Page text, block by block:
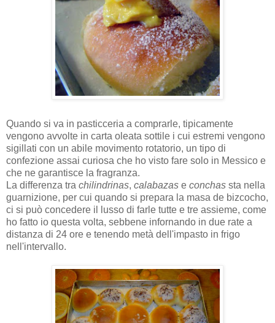
Quando si va in pasticceria a comprarle, tipicamente
vengono avvolte in carta oleata sottile i cui estremi vengono
sigillati con un abile movimento rotatorio, un tipo di
confezione assai curiosa che ho visto fare solo in Messico e
che ne garantisce la fragranza.
La differenza tra chilindrinas, calabazas e conchas sta nella
guarnizione, per cui quando si prepara la masa de bizcocho,
ci si può concedere il lusso di farle tutte e tre assieme, come
ho fatto io questa volta, sebbene infornando in due rate a
distanza di 24 ore e tenendo metà dell'impasto in frigo
nell'intervallo.